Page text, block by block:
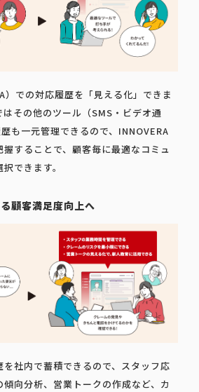
）での対応履歴を「見える化」できま
その他のツール（SMS・ビデオ通
も一元管理できるので、INNOVERA
することで、顧客毎に最適なコミュ
できます。
顧客満足度向上へ
社内で蓄積できるので、スタッフ応
向分析、営業トークの作成など、カ